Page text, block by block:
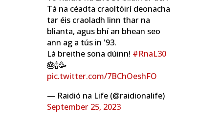
Tá na céadta craoltóirí deonacha
tar éis craoladh linn thar na
blianta, agus bhí an bhean seo
ann ag a tús in '93.
Lá breithe sona dúinn! #RnaL30
🎂🍾🥳
pic.twitter.com/7BChOeshFO
— Raidió na Life (@raidionalife)
September 25, 2023